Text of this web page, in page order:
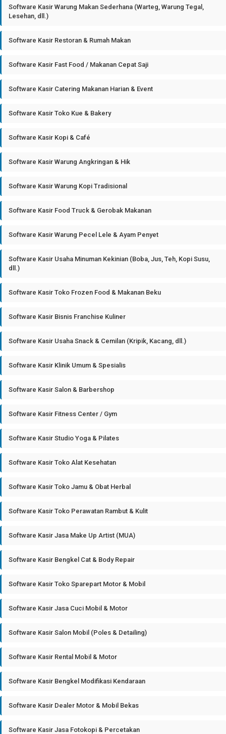
Software Kasir Warung Makan Sederhana (Warteg, Warung Tegal,
Lesehan, dll.)
Software Kasir Restoran & Rumah Makan
Software Kasir Fast Food / Makanan Cepat Saji
Software Kasir Catering Makanan Harian & Event
Software Kasir Toko Kue & Bakery
Software Kasir Kopi & Café
Software Kasir Warung Angkringan & Hik
Software Kasir Warung Kopi Tradisional
Software Kasir Food Truck & Gerobak Makanan
Software Kasir Warung Pecel Lele & Ayam Penyet
Software Kasir Usaha Minuman Kekinian (Boba, Jus, Teh, Kopi Susu,
dll.)
Software Kasir Toko Frozen Food & Makanan Beku
Software Kasir Bisnis Franchise Kuliner
Software Kasir Usaha Snack & Cemilan (Kripik, Kacang, dll.)
Software Kasir Klinik Umum & Spesialis
Software Kasir Salon & Barbershop
Software Kasir Fitness Center / Gym
Software Kasir Studio Yoga & Pilates
Software Kasir Toko Alat Kesehatan
Software Kasir Toko Jamu & Obat Herbal
Software Kasir Toko Perawatan Rambut & Kulit
Software Kasir Jasa Make Up Artist (MUA)
Software Kasir Bengkel Cat & Body Repair
Software Kasir Toko Sparepart Motor & Mobil
Software Kasir Jasa Cuci Mobil & Motor
Software Kasir Salon Mobil (Poles & Detailing)
Software Kasir Rental Mobil & Motor
Software Kasir Bengkel Modifikasi Kendaraan
Software Kasir Dealer Motor & Mobil Bekas
Software Kasir Jasa Fotokopi & Percetakan